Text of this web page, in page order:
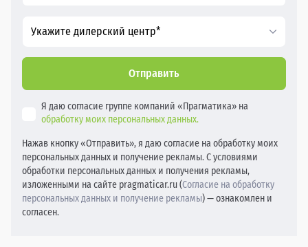
Укажите дилерский центр*
Отправить
Я даю согласие группе компаний «Прагматика» на
обработку моих персональных данных.
Нажав кнопку «Отправить», я даю согласие на обработку моих
персональных данных и получение рекламы. С условиями
обработки персональных данных и получения рекламы,
изложенными на сайте pragmaticar.ru (Согласие на обработку
персональных данных и получение рекламы) — ознакомлен и
согласен.